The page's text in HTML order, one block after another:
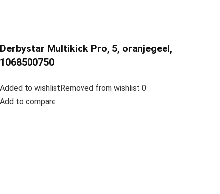
Derbystar Multikick Pro, 5, oranjegeel,
1068500750
Added to wishlistRemoved from wishlist 0
Add to compare